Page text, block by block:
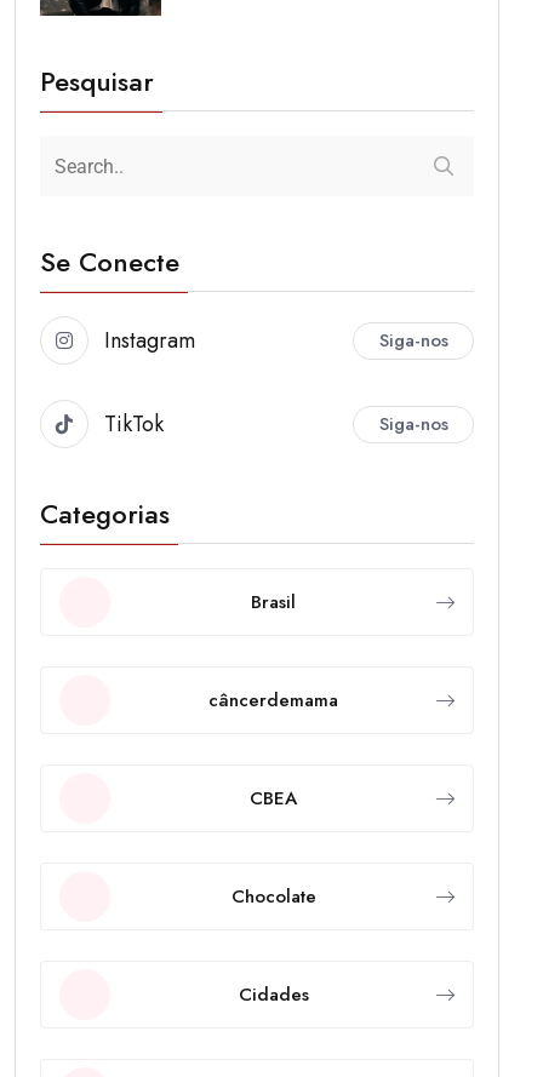
Pesquisar
Se Conecte
Instagram Siga-nos
TikTok Siga-nos
Categorias
Brasil
câncerdemama
CBEA
Chocolate
Cidades